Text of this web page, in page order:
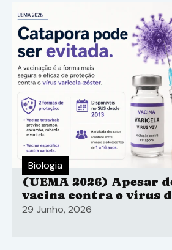
Biologia
(UEMA 2026) Apesar
vacina contra o vírus
em todo o território
29 Junho, 2026